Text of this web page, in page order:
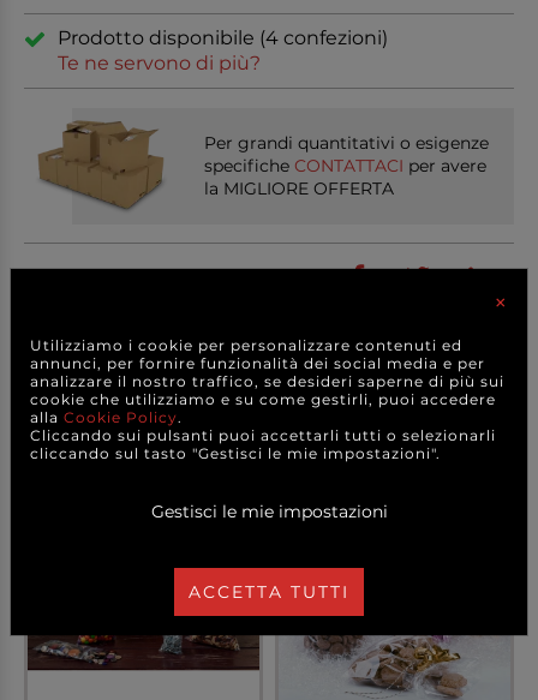
Prodotto disponibile (4 confezioni)
Te ne servono di più?
Per grandi quantitativi o esigenze
specifiche CONTATTACI per avere
la MIGLIORE OFFERTA
Condividi sui social
PRODOTTICORRELATI
×
Utilizziamo i cookie per personalizzare contenuti ed
annunci, per fornire funzionalità dei social media e per
analizzare il nostro traffico, se desideri saperne di più sui
cookie che utilizziamo e su come gestirli, puoi accedere
alla Cookie Policy.
Cliccando sui pulsanti puoi accettarli tutti o selezionarli
cliccando sul tasto "Gestisci le mie impostazioni".
Gestisci le mie impostazioni
ACCETTA TUTTI